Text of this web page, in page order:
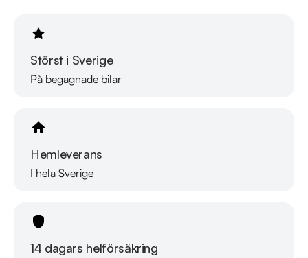
Störst i Sverige
På begagnade bilar
Hemleverans
I hela Sverige
14 dagars helförsäkring
Måndag - Söndag: 08:00 - 24:00
Besökstider i butik:
Söndag: 10:00 - 16:00